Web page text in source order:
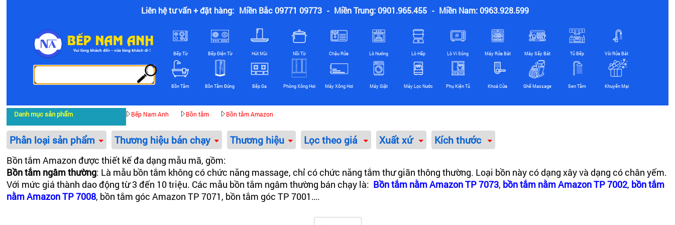
Liên hệ tư vấn + đặt hàng: Miền Bắc 09771 09773 - Miền Trung: 0901.965.455 - Miền Nam: 0963.928.599
Bếp Từ Bếp Điện Từ Hút Mùi Nồi Từ Chậu Rửa Lò Nướng Lò Hấp Lò Vi Sóng Máy Rửa Bát Máy Sấy Bát Tủ Bếp Vòi Rửa Bát
Bồn Tắm Bồn Tắm Đứng Bếp Ga Phòng Xông Hơi Máy Xông Hơi Máy Giặt Máy Lọc Nước Phụ Kiện Tủ Khoá Cửa Ghế Massage Sen Tắm Khuyến Mại
Danh mục sản phẩm Bếp Nam Anh Bồn tắm Bồn tắm Amazon
Phân loại sản phẩm Thương hiệu bán chạy Thương hiệu Lọc theo giá Xuất xứ Kích thước
Bồn tắm Amazon được thiết kế đa dạng mẫu mã, gồm:
Bồn tắm ngâm thường: Là mẫu bồn tắm không có chức năng massage, chỉ có chức năng tắm thư giãn thông thường. Loại bồn này có dạng xây và dạng có chân yếm.
Với mức giá thành dao động từ 3 đến 10 triệu. Các mẫu bồn tắm ngâm thường bán chạy là: Bồn tắm nằm Amazon TP 7073, bồn tắm nằm Amazon TP 7002, bồn tắm
nằm Amazon TP 7008, bồn tắm góc Amazon TP 7071, bồn tắm góc TP 7001….
: Là mẫu bồn tắm có đầy đủ các chức năng như sục massage thủy lực, phụ kiện sen vòi và bộ chia nước nóng lạnh đi kèm. Với mức giá dao động